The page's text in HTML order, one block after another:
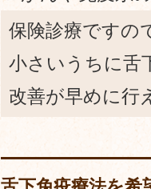
保険診療ですの
小さいうちに舌
改善が早めに行